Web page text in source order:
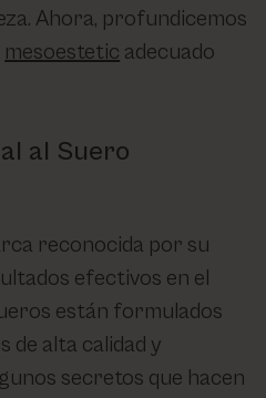
Ahora, profundicemos
mesoestetic adecuado
al Suero
reconocida por su
efectivos en el
están formulados
de alta calidad y
secretos que hacen